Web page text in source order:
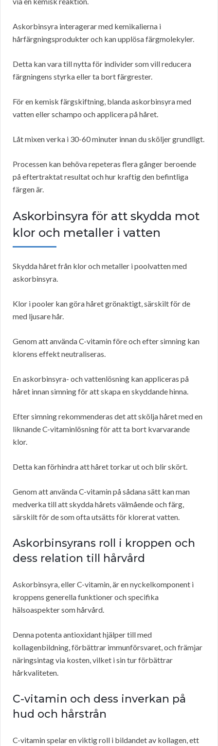
Askorbinsyra interagerar med kemikalierna i
hårfärgningsprodukter och kan upplösa färgmolekyler.
Detta kan vara till nytta för individer som vill reducera
färgningens styrka eller ta bort färgrester.
För en kemisk färgskiftning, blanda askorbinsyra med
vatten eller schampo och applicera på håret.
Låt mixen verka i 30-60 minuter innan du sköljer grundligt.
Processen kan behöva repeteras flera gånger beroende
på eftertraktat resultat och hur kraftig den befintliga
färgen är.
Askorbinsyra för att skydda mot
klor och metaller i vatten
Skydda håret från klor och metaller i poolvatten med
askorbinsyra.
Klor i pooler kan göra håret grönaktigt, särskilt för de
med ljusare hår.
Genom att använda C-vitamin före och efter simning kan
klorens effekt neutraliseras.
En askorbinsyra- och vattenlösning kan appliceras på
håret innan simning för att skapa en skyddande hinna.
Efter simning rekommenderas det att skölja håret med en
liknande C-vitaminlösning för att ta bort kvarvarande
klor.
Detta kan förhindra att håret torkar ut och blir skört.
Genom att använda C-vitamin på sådana sätt kan man
medverka till att skydda hårets välmående och färg,
särskilt för de som ofta utsätts för klorerat vatten.
Askorbinsyrans roll i kroppen och
dess relation till hårvård
Askorbinsyra, eller C-vitamin, är en nyckelkomponent i
kroppens generella funktioner och specifika
hälsoaspekter som hårvård.
Denna potenta antioxidant hjälper till med
kollagenbildning, förbättrar immunförsvaret, och främjar
näringsintag via kosten, vilket i sin tur förbättrar
hårkvaliteten.
C-vitamin och dess inverkan på
hud och hårstrån
C-vitamin spelar en viktig roll i bildandet av kollagen, ett